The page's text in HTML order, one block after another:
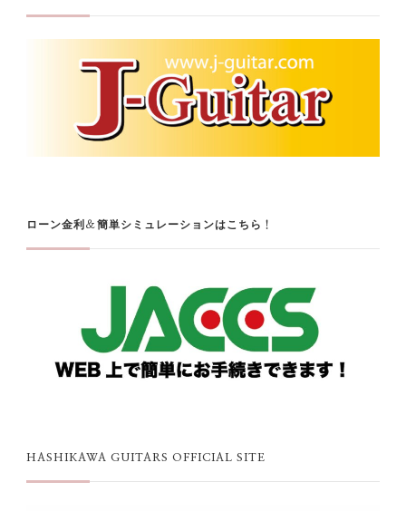
ローン金利＆簡単シミュレーションはこちら！
HASHIKAWA GUITARS OFFICIAL SITE